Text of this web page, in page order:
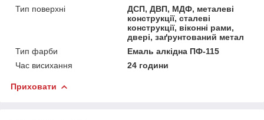
Тип поверхні
ДСП, ДВП, МДФ, металеві
конструкції, сталеві
конструкції, віконні рами,
двері, заґрунтований метал
Тип фарби
Емаль алкідна ПФ-115
Час висихання
24 години
Приховати